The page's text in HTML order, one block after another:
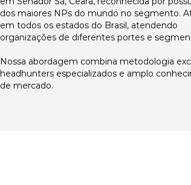
dos maiores NPs do mundo no segmento.
em todos os estados do Brasil, atendendo
organizações de diferentes portes e
Nossa abordagem combina metodologia
headhunters especializados e amplo
de mercado.